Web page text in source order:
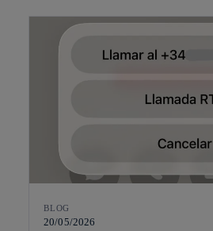
BLOG
20/05/2026